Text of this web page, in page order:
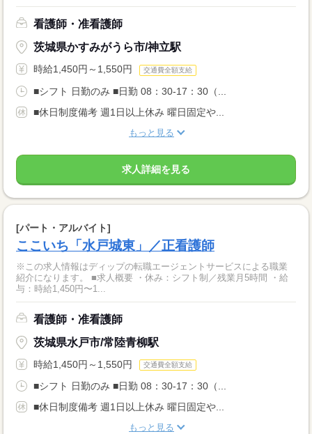
看護師・准看護師
茨城県かすみがうら市/神立駅
時給1,450円～1,550円 交通費全額支給
■シフト 日勤のみ ■日勤 08：30-17：30（...
■休日制度備考 週1日以上休み 曜日固定や...
もっと見る
求人詳細を見る
[パート・アルバイト]
ここいち「水戸城東」／正看護師
※この求人情報はディップの転職エージェントサービスによる職業
紹介になります。 ■求人概要 ・休み：シフト制／残業月5時間 ・給
与：時給1,450円〜1...
看護師・准看護師
茨城県水戸市/常陸青柳駅
時給1,450円～1,550円 交通費全額支給
■シフト 日勤のみ ■日勤 08：30-17：30（...
■休日制度備考 週1日以上休み 曜日固定や...
もっと見る